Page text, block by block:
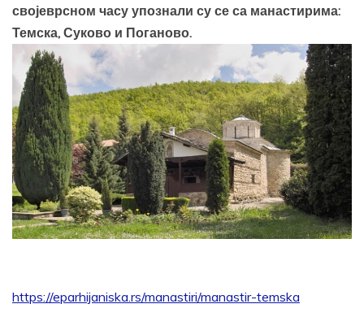
својеврсном часу упознали су се са манастирима:
Темска, Суково и Поганово.
https://eparhijaniska.rs/manastiri/manastir-temska